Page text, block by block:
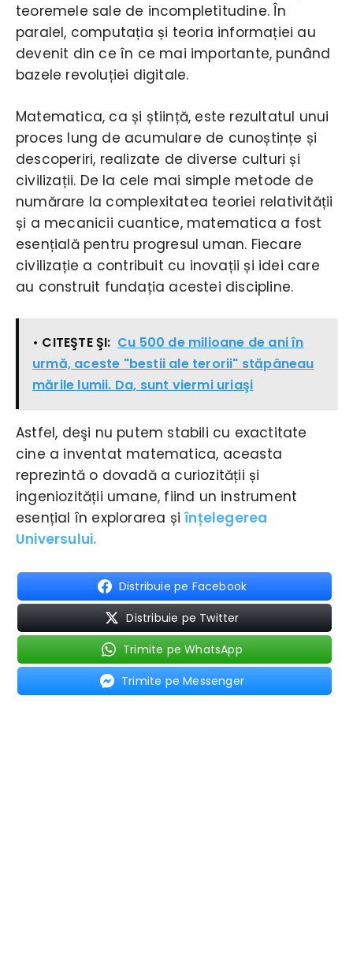
teoremele sale de incompletitudine. În
paralel, computația și teoria informației au
devenit din ce în ce mai importante, punând
bazele revoluției digitale.
Matematica, ca și știință, este rezultatul unui
proces lung de acumulare de cunoștințe și
descoperiri, realizate de diverse culturi și
civilizații. De la cele mai simple metode de
numărare la complexitatea teoriei relativității
și a mecanicii cuantice, matematica a fost
esențială pentru progresul uman. Fiecare
civilizație a contribuit cu inovații și idei care
au construit fundația acestei discipline.
• CITEŞTE ŞI: Cu 500 de milioane de ani în
urmă, aceste "bestii ale terorii" stăpâneau
mările lumii. Da, sunt viermi uriaşi
Astfel, deşi nu putem stabili cu exactitate
cine a inventat matematica, aceasta
reprezintă o dovadă a curiozității și
ingeniozității umane, fiind un instrument
esențial în explorarea șiînțelegerea
Universului.
Distribuie pe Facebook
Distribuie pe Twitter
Trimite pe WhatsApp
Trimite pe Messenger